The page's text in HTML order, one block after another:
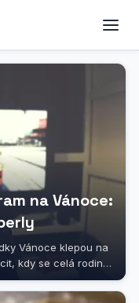
na Vánoce:
Vánoce klepou na
kdy se celá rodina